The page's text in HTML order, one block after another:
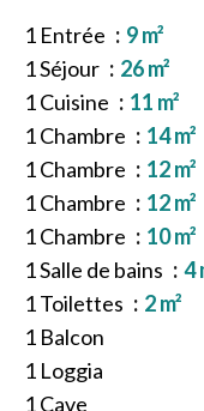
1 Entrée
9 m²
1 Séjour
26 m²
1 Cuisine
11 m²
1 Chambre
14 m²
1 Chambre
12 m²
1 Chambre
12 m²
1 Chambre
10 m²
1 Salle de bains
4
1 Toilettes
2 m²
1 Balcon
1 Loggia
1 Cave